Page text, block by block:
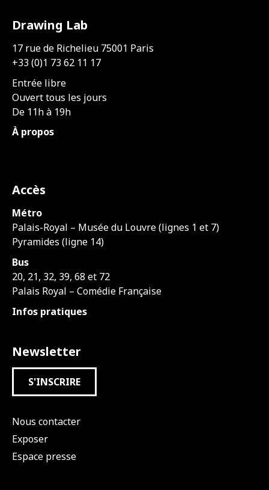
Drawing Lab
17 rue de Richelieu 75001 Paris
+33 (0)1 73 62 11 17
Entrée libre
Ouvert tous les jours
De 11h à 19h
À propos
Accès
Métro
Palais-Royal – Musée du Louvre (lignes 1 et 7)
Pyramides (ligne 14)
Bus
20, 21, 32, 39, 68 et 72
Palais Royal – Comédie Française
Infos pratiques
Newsletter
S'INSCRIRE
Nous contacter
Exposer
Espace presse